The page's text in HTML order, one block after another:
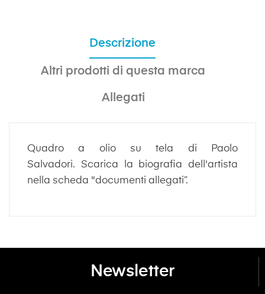
Descrizione
Altri prodotti di questa marca
Allegati
Quadro a olio su tela di Paolo
Salvadori. Scarica la biografia dell'artista
nella scheda "documenti allegati”.
Newsletter